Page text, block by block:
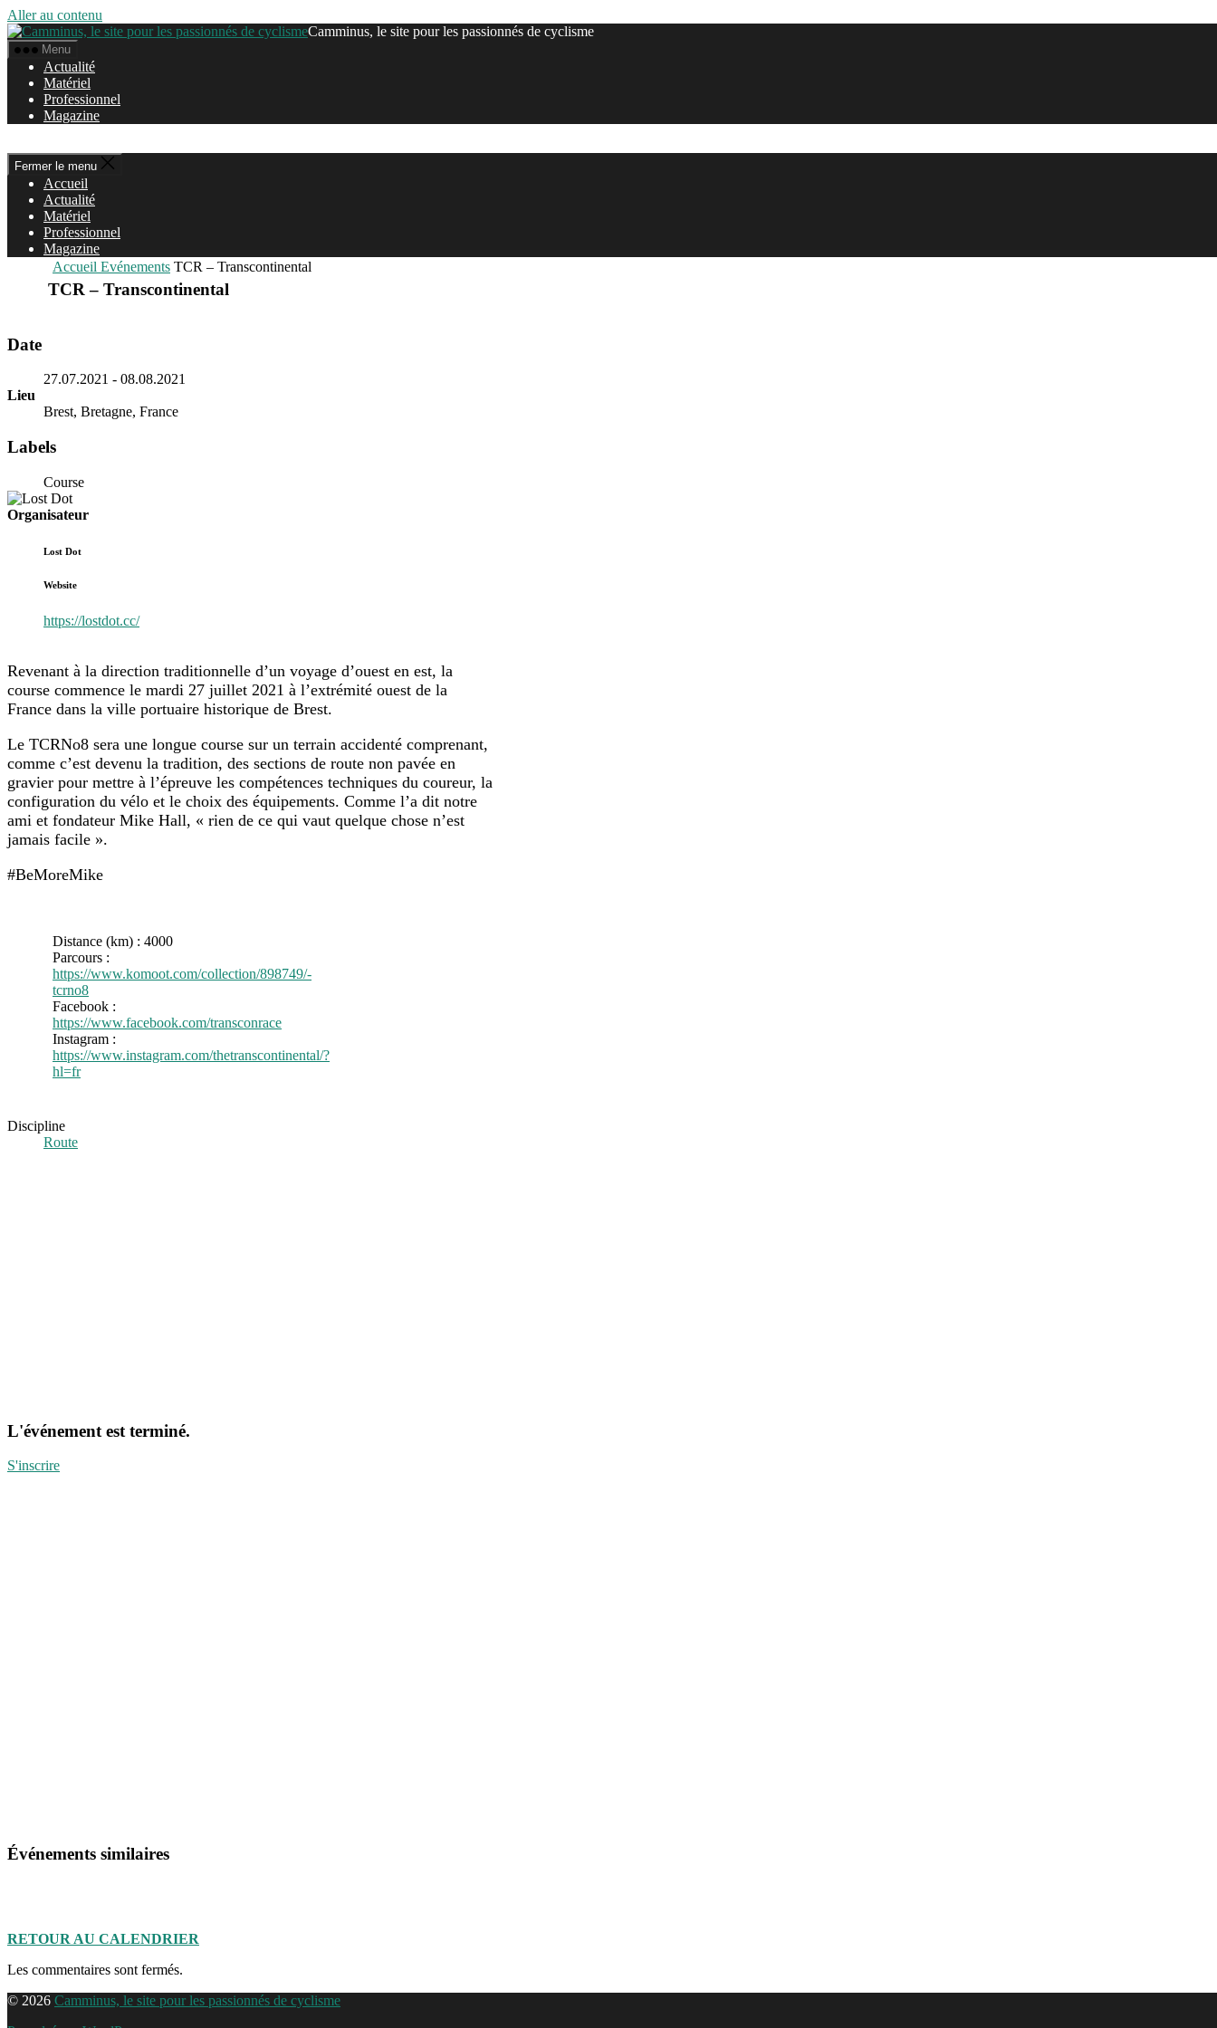
Aller au contenu
Camminus, le site pour les passionnés de cyclisme
Menu
Actualité
Matériel
Professionnel
Magazine
Fermer le menu
Accueil
Actualité
Matériel
Professionnel
Magazine
Accueil Evénements TCR – Transcontinental
TCR – Transcontinental
Date
27.07.2021 - 08.08.2021
Brest, Bretagne, France
Labels
Course
Lost Dot
Website
https://lostdot.cc/
Revenant à la direction traditionnelle d’un voyage d’ouest en est, la
course commence le mardi 27 juillet 2021 à l’extrémité ouest de la
France dans la ville portuaire historique de Brest.
Le TCRNo8 sera une longue course sur un terrain accidenté comprenant,
comme c’est devenu la tradition, des sections de route non pavée en
gravier pour mettre à l’épreuve les compétences techniques du coureur, la
configuration du vélo et le choix des équipements. Comme l’a dit notre
ami et fondateur Mike Hall, « rien de ce qui vaut quelque chose n’est
jamais facile ».
#BeMoreMike
Distance (km) : 4000
Parcours :
https://www.komoot.com/collection/898749/-
tcrno8
Facebook :
https://www.facebook.com/transconrace
Instagram :
https://www.instagram.com/thetranscontinental/?
hl=fr
Route
L'événement est terminé.
S'inscrire
Événements similaires
RETOUR AU CALENDRIER
Les commentaires sont fermés.
© 2026 Camminus, le site pour les passionnés de cyclisme